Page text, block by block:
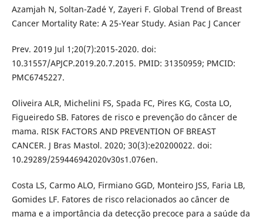
Azamjah N, Soltan-Zadé Y, Zayeri F. Global Trend of Breast
Cancer Mortality Rate: A 25-Year Study. Asian Pac J Cancer
Prev. 2019 Jul 1;20(7):2015-2020. doi:
10.31557/APJCP.2019.20.7.2015. PMID: 31350959; PMCID:
PMC6745227.
Oliveira ALR, Michelini FS, Spada FC, Pires KG, Costa LO,
Figueiredo SB. Fatores de risco e prevenção do câncer de
mama. RISK FACTORS AND PREVENTION OF BREAST
CANCER. J Bras Mastol. 2020; 30(3):e20200022. doi:
10.29289/259446942020v30s1.076en.
Costa LS, Carmo ALO, Firmiano GGD, Monteiro JSS, Faria LB,
Gomides LF. Fatores de risco relacionados ao câncer de
mama e a importância da detecção precoce para a saúde da